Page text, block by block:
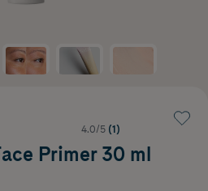
4.0/5 (1)
Primer 30 ml